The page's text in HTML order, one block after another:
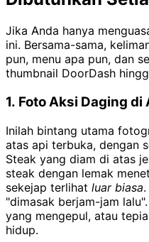
Jika Anda hanya
ini. Bersama-sama,
pun, menu apa pun, dan
thumbnail DoorDash
1. Foto Aksi Daging
Inilah bintang utama
atas api terbuka, dengan
Steak yang diam di atas
steak dengan lemak
sekejap terlihat luar biasa
"dimasak berjam-jam
yang mengepul, atau
hidup.